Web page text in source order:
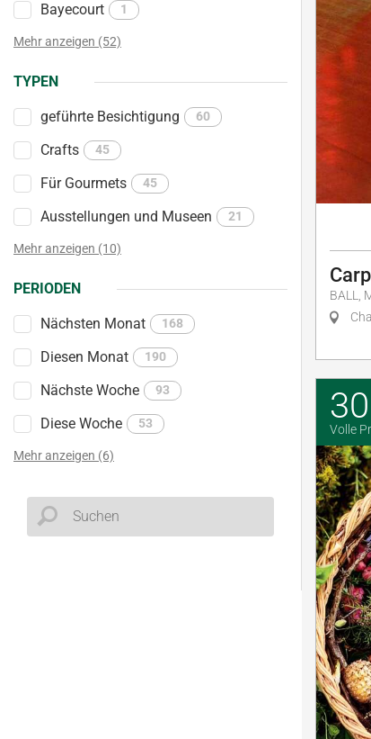
Bayecourt 1
Mehr anzeigen (52)
TYPEN
geführte Besichtigung 60
Crafts 45
Für Gourmets 45
Ausstellungen und Museen 21
Mehr anzeigen (10)
PERIODEN
Nächsten Monat 168
Diesen Monat 190
Nächste Woche 93
Diese Woche 53
Mehr anzeigen (6)
BALL,
Volle